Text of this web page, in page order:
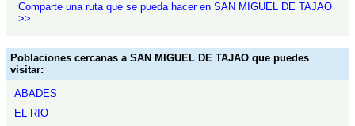
Comparte una ruta que se pueda hacer en SAN MIGUEL DE TAJAO
>>
Poblaciones cercanas a SAN MIGUEL DE TAJAO que puedes
visitar:
ABADES
EL RIO